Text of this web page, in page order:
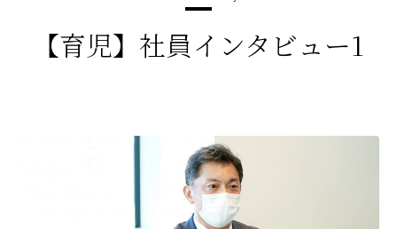
【育児】社員インタビュー1